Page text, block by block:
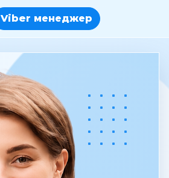
Viber менеджер